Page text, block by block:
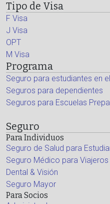
Tipo de Visa
F Visa
J Visa
OPT
M Visa
Programa
Seguro para estudiantes en
Seguros para dependientes
Seguros para Escuelas
Seguro
Para Individuos
Seguro de Salud para
Seguro Médico para Viajeros
Dental & Visión
Seguro Mayor
Para Socios